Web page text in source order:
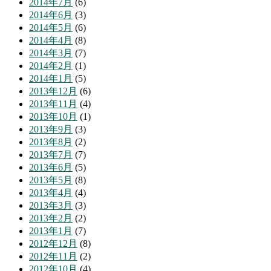
2014年7月 (6)
2014年6月 (3)
2014年5月 (6)
2014年4月 (8)
2014年3月 (7)
2014年2月 (1)
2014年1月 (5)
2013年12月 (6)
2013年11月 (4)
2013年10月 (1)
2013年9月 (3)
2013年8月 (2)
2013年7月 (7)
2013年6月 (5)
2013年5月 (8)
2013年4月 (4)
2013年3月 (3)
2013年2月 (2)
2013年1月 (7)
2012年12月 (8)
2012年11月 (2)